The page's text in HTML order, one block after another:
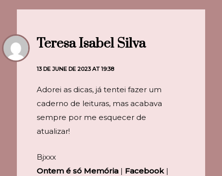
Teresa Isabel Silva
13 DE JUNE DE 2023 AT 19:38
Adorei as dicas, já tentei fazer um
caderno de leituras, mas acabava
sempre por me esquecer de
atualizar!
Bjxxx
Ontem é só Memória| Facebook|